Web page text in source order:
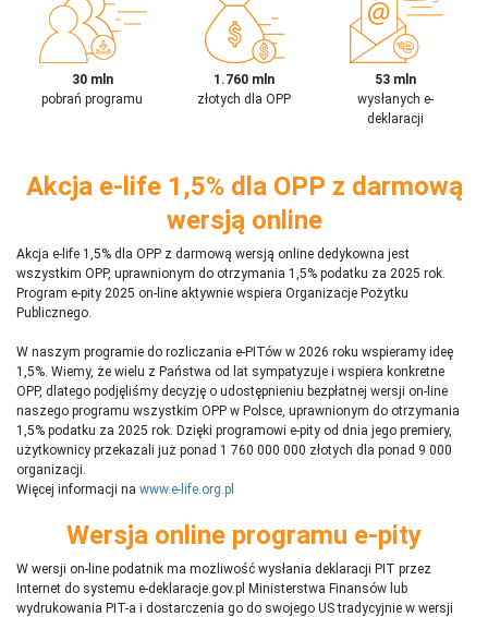
30 mln
pobrań programu
1.760 mln
złotych dla OPP
53 mln
wysłanych e-
deklaracji
Akcja e-life 1,5% dla OPP z darmową
wersją online
Akcja e-life 1,5% dla OPP z darmową wersją online dedykowna jest
wszystkim OPP, uprawnionym do otrzymania 1,5% podatku za 2025 rok.
Program e-pity 2025 on-line aktywnie wspiera Organizacje Pożytku
Publicznego.
W naszym programie do rozliczania e-PITów w 2026 roku wspieramy ideę
1,5%. Wiemy, że wielu z Państwa od lat sympatyzuje i wspiera konkretne
OPP, dlatego podjęliśmy decyzję o udostępnieniu bezpłatnej wersji on-line
naszego programu wszystkim OPP w Polsce, uprawnionym do otrzymania
1,5% podatku za 2025 rok. Dzięki programowi e-pity od dnia jego premiery,
użytkownicy przekazali już ponad 1 760 000 000 złotych dla ponad 9 000
organizacji.
Więcej informacji na www.e-life.org.pl
Wersja online programu e-pity
W wersji on-line podatnik ma możliwość wysłania deklaracji PIT przez
Internet do systemu e-deklaracje.gov.pl Ministerstwa Finansów lub
wydrukowania PIT-a i dostarczenia go do swojego US tradycyjnie w wersji